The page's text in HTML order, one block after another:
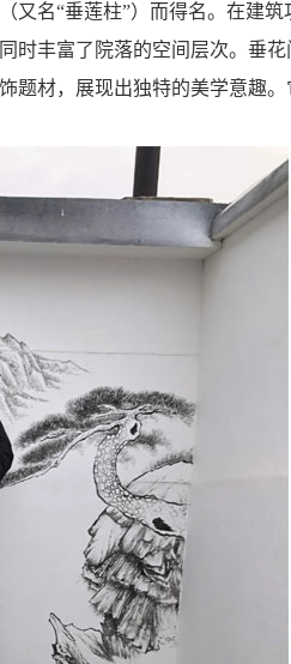
名“垂莲柱”）而得名。在建筑
时丰富了院落的空间层次。垂
题材，展现出独特的美学意趣